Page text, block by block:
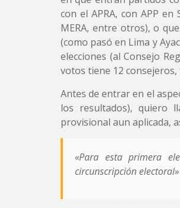
con el APRA, con APP
MERA, entre otros), o
(como pasó en Lima y
elecciones (al Consejo
votos tiene 12 consejeros,
Antes de entrar en el
los resultados), quiero
provisional aun aplicada,
«Para esta primera
circunscripción electoral»